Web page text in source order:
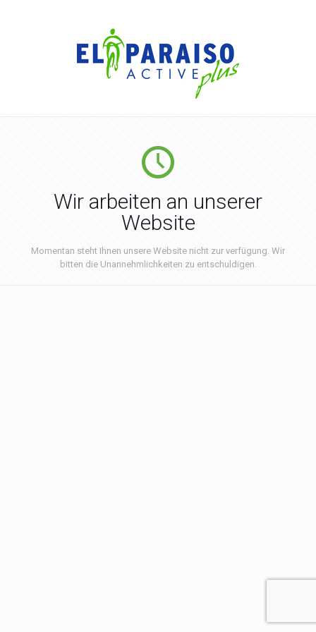
Wir arbeiten an unserer
Website
Momentan steht Ihnen unsere Website nicht zur verfügung. Wir
bitten die Unannehmlichkeiten zu entschuldigen.